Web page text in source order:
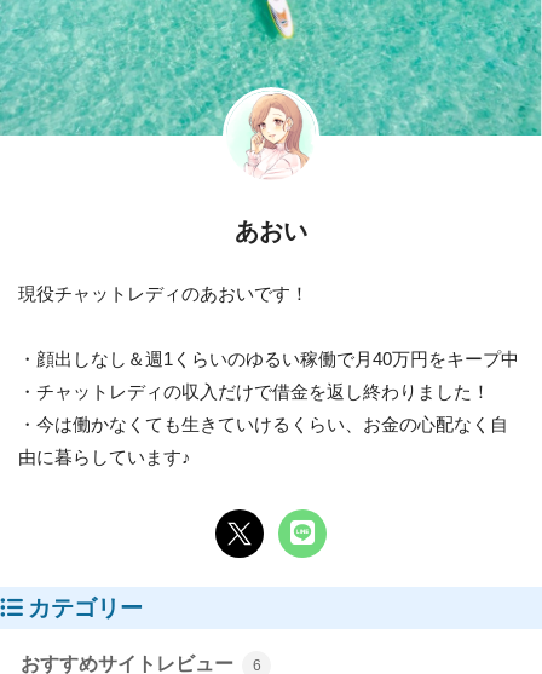
あおい
現役チャットレディのあおいです！
・顔出しなし＆週1くらいのゆるい稼働で月40万円をキープ中
・チャットレディの収入だけで借金を返し終わりました！
・今は働かなくても生きていけるくらい、お金の心配なく自
由に暮らしています♪
カテゴリー
おすすめサイトレビュー 6